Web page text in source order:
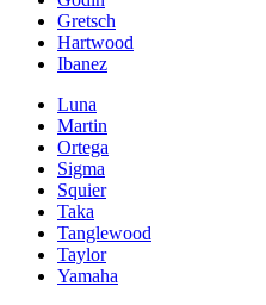
Gretsch
Hartwood
Ibanez
Luna
Martin
Ortega
Sigma
Squier
Taka
Tanglewood
Taylor
Yamaha